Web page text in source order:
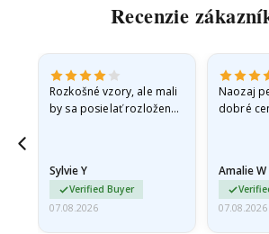
Recenzie
Rozkošné vzory, ale mali
by sa posielať rozložené
Sylvie Y
Verified Buyer
07.08.2026
Naozaj
dobré
Amalie W
07.08.2026